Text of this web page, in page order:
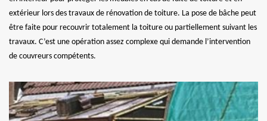
extérieur lors des travaux de rénovation de toiture. La pose de bâche peut
être faite pour recouvrir totalement la toiture ou partiellement suivant les
travaux. C’est une opération assez complexe qui demande l’intervention
de couvreurs compétents.